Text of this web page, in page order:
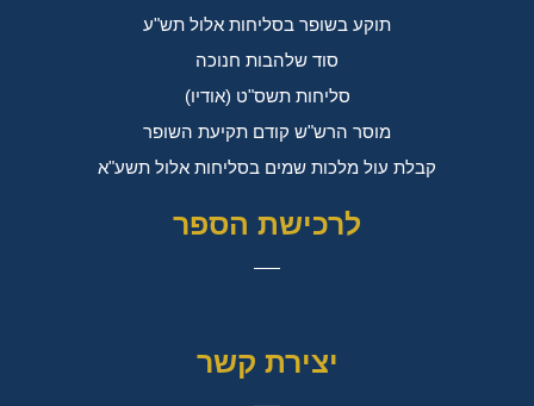
תוקע בשופר בסליחות אלול תש"ע
סוד שלהבות חנוכה
סליחות תשס"ט (אודיו)
מוסר הרש"ש קודם תקיעת השופר
קבלת עול מלכות שמים בסליחות אלול תשע"א
לרכישת הספר
יצירת קשר